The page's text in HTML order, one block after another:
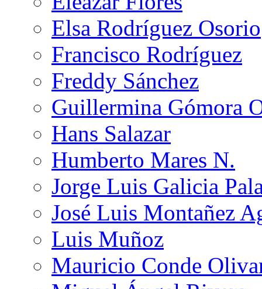
Elsa Rodríguez Osorio
Francisco Rodríguez
Freddy Sánchez
Guillermina Gómora
Hans Salazar
Humberto Mares N.
Jorge Luis Galicia
José Luis Montañez
Luis Muñoz
Mauricio Conde